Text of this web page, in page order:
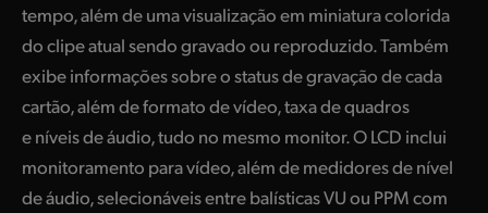
tempo, além de uma visualização em miniatura colorida
do clipe atual sendo gravado ou reproduzido. Também
exibe informações sobre o status de gravação de cada
cartão, além de formato de vídeo, taxa de quadros
e níveis de áudio, tudo no mesmo monitor. O LCD inclui
monitoramento para vídeo, além de medidores de nível
de áudio, selecionáveis entre balísticas VU ou PPM com